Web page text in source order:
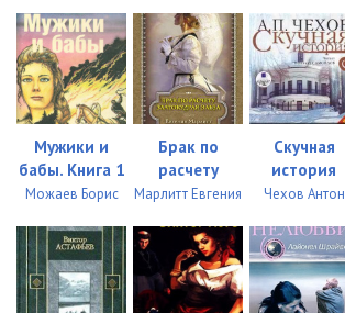
Мужики и
бабы. Книга 1
Можаев Борис
Брак по
расчету
Марлитт Евгения
Скучная
история
Чехов Антон